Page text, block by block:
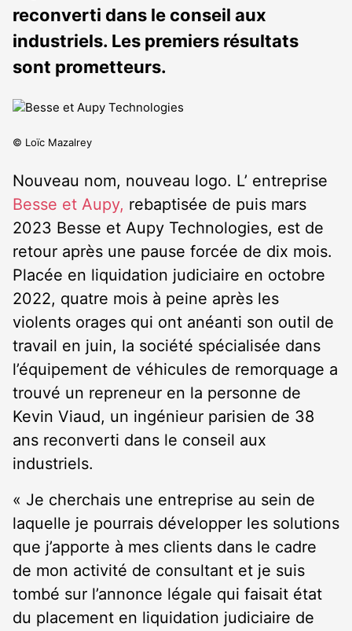
reconverti dans le conseil aux
industriels. Les premiers résultats
sont prometteurs.
© Loïc Mazalrey
Nouveau nom, nouveau logo. L’ entreprise
Besse et Aupy, rebaptisée de puis mars
2023 Besse et Aupy Technologies, est de
retour après une pause forcée de dix mois.
Placée en liquidation judiciaire en octobre
2022, quatre mois à peine après les
violents orages qui ont anéanti son outil de
travail en juin, la société spécialisée dans
l’équipement de véhicules de remorquage a
trouvé un repreneur en la personne de
Kevin Viaud, un ingénieur parisien de 38
ans reconverti dans le conseil aux
industriels.
« Je cherchais une entreprise au sein de
laquelle je pourrais développer les solutions
que j’apporte à mes clients dans le cadre
de mon activité de consultant et je suis
tombé sur l’annonce légale qui faisait état
du placement en liquidation judiciaire de